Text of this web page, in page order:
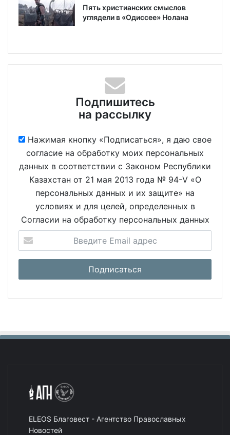
Пять христианских смыслов
углядели в «Одиссее» Нолана
Подпишитесь
на рассылку
Нажимая кнопку «Подписаться», я даю свое
согласие на обработку моих персональных
данных в соответствии с Законом Республики
Казахстан от 21 мая 2013 года № 94-V «О
персональных данных и их защите» на
условиях и для целей, определенных в
Согласии на обработку персональных данных
ELEOS Благовест - Агентство Православных
Новостей